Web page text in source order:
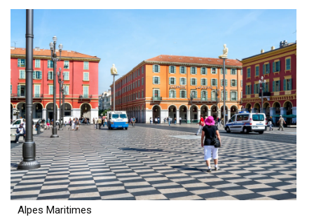
Alpes Maritimes